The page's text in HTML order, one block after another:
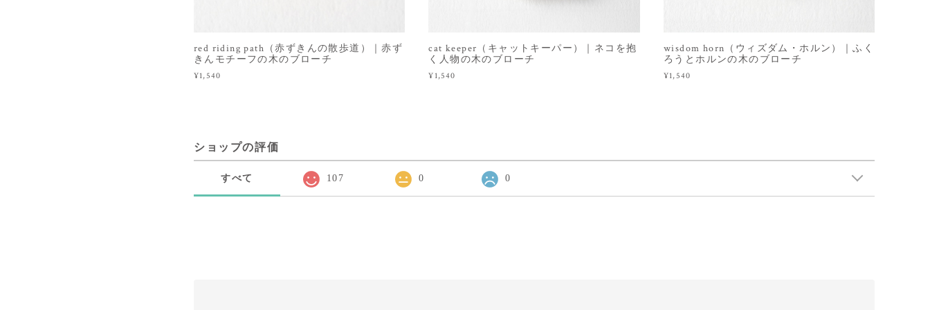
red riding path（赤ずきんの散歩道）｜赤ず
きんモチーフの木のブローチ
¥1,540
cat keeper（キャットキーパー）｜ネコを抱
く人物の木のブローチ
¥1,540
wisdom horn（ウィズダム・ホルン）｜ふく
ろうとホルンの木のブローチ
¥1,540
ショップの評価
すべて 107 0 0